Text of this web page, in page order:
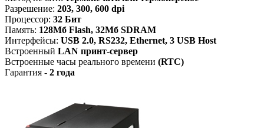
Разрешение: 203, 300, 600 dpi
Процессор: 32 Бит
Память: 128Мб Flash, 32Мб SDRAM
Интерфейсы: USB 2.0, RS232, Ethernet, 3 USB Host
Встроенный LAN принт-сервер
Встроенные часы реального времени (RTC)
Гарантия - 2 года